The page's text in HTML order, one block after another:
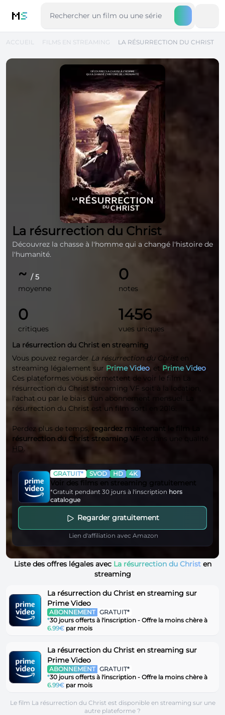
MS
ACCUEIL FILMS EN STREAMING LA RÉSURRECTION DU CHRIST
La résurrection du Christ
Découvrez la chasse à l'homme qui a changé l'histoire de
l'humanité.
~ / 5
moyenne
0
notes
0
critiques
1456
vues uniques
La résurrection du Christ en streaming
Vous pouvez regarder La résurrection du Christ en
streaming légalement sur Prime Video, et Prime Video
Ces plateformes vous permettent de voir le film La
résurrection du Christ streaming VF soit à la location,
l'achat ou par le biais d'un abonnement mensuel. La
résurrection du Christ est un film sorti en 2016.
Perdez plus de temps, regardez maintenant le film La
résurrection du Christ streaming VF
HD.
GRATUIT* SVOD HD 4K
Voir des films en streaming gratuitement
*Gratuit pendant 30 jours à l'inscription hors
catalogue
Regarder gratuitement
Lien d'affiliation avec Amazon
Liste des offres légales avec La résurrection du Christen
streaming
La résurrection du Christ en streaming sur
Prime Video
ABONNEMENT GRATUIT*
*30 jours offerts à l'inscription - Offre la moins chère à
6.99€ par mois
La résurrection du Christ en streaming sur
Prime Video
ABONNEMENT GRATUIT*
*30 jours offerts à l'inscription - Offre la moins chère à
6.99€ par mois
Le film La résurrection du Christ est disponible en streaming sur une
autre plateforme ?